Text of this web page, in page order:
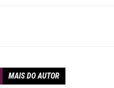
MAIS DO AUTOR